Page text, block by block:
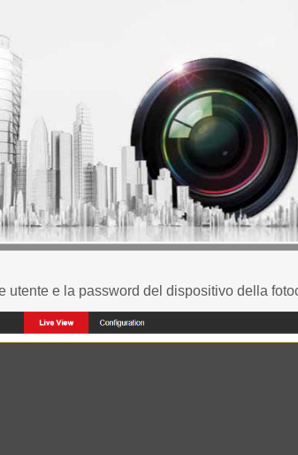
utente e la password del dispositivo della